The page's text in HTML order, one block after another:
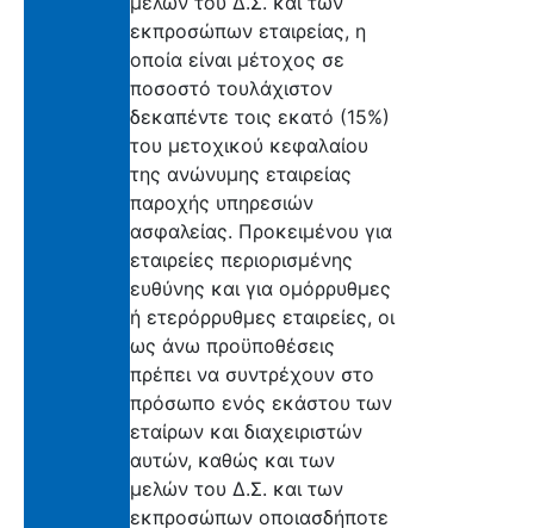
εκπροσώπων εταιρείας, η
οποία είναι μέτοχος σε
ποσοστό τουλάχιστον
δεκαπέντε τοις εκατό (15%)
του μετοχικού κεφαλαίου
της ανώνυμης εταιρείας
παροχής υπηρεσιών
ασφαλείας. Προκειμένου για
εταιρείες περιορισμένης
ευθύνης και για ομόρρυθμες
ή ετερόρρυθμες εταιρείες, οι
ως άνω προϋποθέσεις
πρέπει να συντρέχουν στο
πρόσωπο ενός εκάστου των
εταίρων και διαχειριστών
αυτών, καθώς και των
μελών του Δ.Σ. και των
εκπροσώπων οποιασδήποτε